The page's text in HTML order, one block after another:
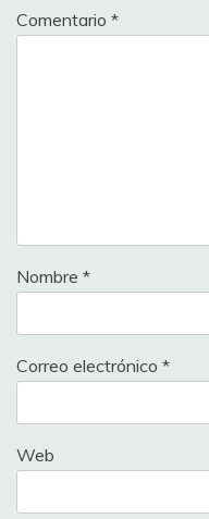
Comentario *
Nombre *
Correo electrónico *
Web